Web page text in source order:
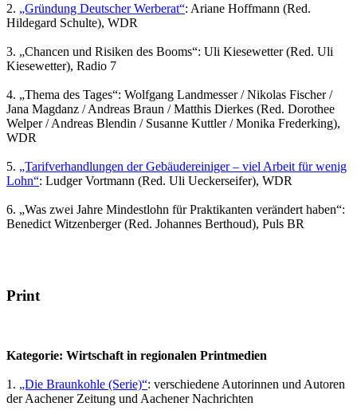
2. „Gründung Deutscher Werberat“: Ariane Hoffmann (Red.
Hildegard Schulte), WDR
3. „Chancen und Risiken des Booms“: Uli Kiesewetter (Red. Uli
Kiesewetter), Radio 7
4. „Thema des Tages“: Wolfgang Landmesser / Nikolas Fischer /
Jana Magdanz / Andreas Braun / Matthis Dierkes (Red. Dorothee
Welper / Andreas Blendin / Susanne Kuttler / Monika Frederking),
WDR
5. „Tarifverhandlungen der Gebäudereiniger – viel Arbeit für wenig
Lohn“: Ludger Vortmann (Red. Uli Ueckerseifer), WDR
6. „Was zwei Jahre Mindestlohn für Praktikanten verändert haben“:
Benedict Witzenberger (Red. Johannes Berthoud), Puls BR
Print
Kategorie: Wirtschaft in regionalen Printmedien
1. „Die Braunkohle (Serie)“: verschiedene Autorinnen und Autoren
der Aachener Zeitung und Aachener Nachrichten